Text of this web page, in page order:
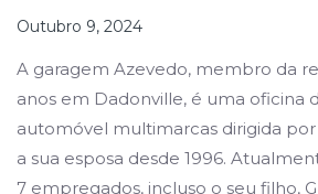
Outubro 9, 2024
A garagem Azevedo, membro da
anos em Dadonville, é uma oficina
automóvel multimarcas dirigida por
a sua esposa desde 1996.
7 empregados, incluso o seu filho,